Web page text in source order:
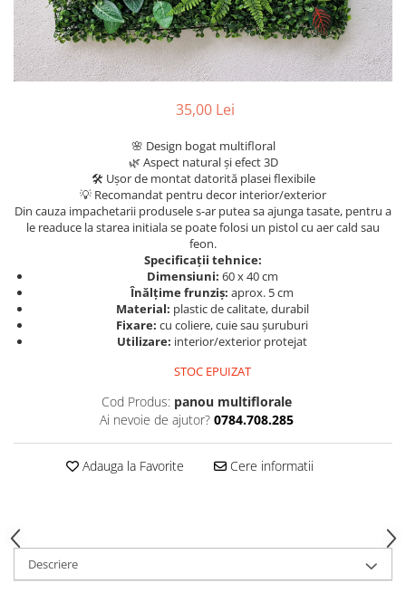
Accesorii Auto
Trimmere electrice
Bormasini cu acumulator
Mini drujbe cu acumulator
Accesorii motocoasa
Motocoase de umar
Scule electrice si unelte
Accesorii
Aparate de sudura
Pompe de stropit si atomizatoare
Pompe si hidrofoare
Storcatoare
Blendere
Decoratiuni
Noptiere smart
Masini de tocat
Decoratiuni Craciun
Articole bucatarie
35,00 Lei
🌸 Design bogat multifloral
🌿 Aspect natural și efect 3D
🛠️ Ușor de montat datorită plasei flexibile
💡 Recomandat pentru decor interior/exterior
Din cauza impachetarii produsele s-ar putea sa ajunga tasate, pentru a
le readuce la starea initiala se poate folosi un pistol cu aer cald sau
feon.
Specificații tehnice:
Dimensiuni: 60 x 40 cm
Înălțime frunziș: aprox. 5 cm
Material: plastic de calitate, durabil
Fixare: cu coliere, cuie sau șuruburi
Utilizare: interior/exterior protejat
STOC EPUIZAT
Cod Produs: panou multiflorale
Ai nevoie de ajutor? 0784.708.285
Adauga la Favorite Cere informatii
Descriere